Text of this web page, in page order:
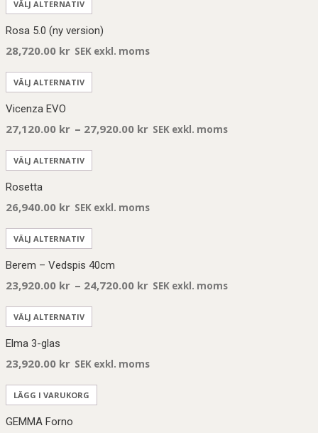
VÄLJ ALTERNATIV
Rosa 5.0 (ny version)
28,720.00 kr SEK exkl. moms
VÄLJ ALTERNATIV
Vicenza EVO
27,120.00 kr – 27,920.00 kr SEK exkl. moms
VÄLJ ALTERNATIV
Rosetta
26,940.00 kr SEK exkl. moms
VÄLJ ALTERNATIV
Berem – Vedspis 40cm
23,920.00 kr – 24,720.00 kr SEK exkl. moms
VÄLJ ALTERNATIV
Elma 3-glas
23,920.00 kr SEK exkl. moms
LÄGG I VARUKORG
GEMMA Forno